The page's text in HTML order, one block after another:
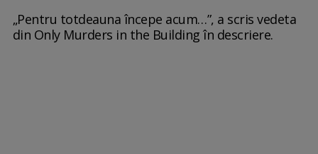
„Pentru totdeauna începe acum…”, a scris vedeta
din Only Murders in the Building în descriere.